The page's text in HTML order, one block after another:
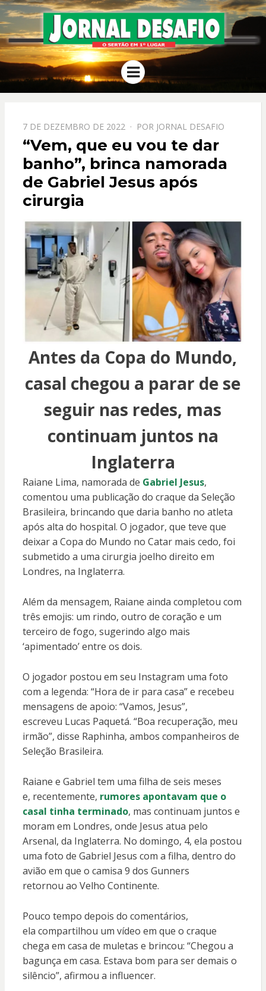
JORNAL
DESAFIO
O Sertão em 1º Lugar
Menu
PPOSTADO
EM
7 DE DEZEMBRO DE 2022 POR JORNAL DESAFIO
“Vem, que eu vou te dar
banho”, brinca namorada
de Gabriel Jesus após
cirurgia
Antes da Copa do Mundo,
casal chegou a parar de se
seguir nas redes, mas
continuam juntos na
Inglaterra
Raiane Lima, namorada de Gabriel Jesus,
comentou uma publicação do craque da Seleção
Brasileira, brincando que daria banho no atleta
após alta do hospital. O jogador, que teve que
deixar a Copa do Mundo no Catar mais cedo, foi
submetido a uma cirurgia joelho direito em
Londres, na Inglaterra.
Além da mensagem, Raiane ainda completou com
três emojis: um rindo, outro de coração e um
terceiro de fogo, sugerindo algo mais
‘apimentado’ entre os dois.
O jogador postou em seu Instagram uma foto
com a legenda: “Hora de ir para casa” e recebeu
mensagens de apoio: “Vamos, Jesus”,
escreveu Lucas Paquetá. “Boa recuperação, meu
irmão”, disse Raphinha, ambos companheiros de
Seleção Brasileira.
Raiane e Gabriel tem uma filha de seis meses
e, recentemente, rumores apontavam que o
casal tinha terminado, mas continuam juntos e
moram em Londres, onde Jesus atua pelo
Arsenal, da Inglaterra. No domingo, 4, ela postou
uma foto de Gabriel Jesus com a filha, dentro do
avião em que o camisa 9 dos Gunners
retornou ao Velho Continente.
Pouco tempo depois do comentários,
ela compartilhou um vídeo em que o craque
chega em casa de muletas e brincou: “Chegou a
bagunça em casa. Estava bom para ser demais o
silêncio”, afirmou a influencer.